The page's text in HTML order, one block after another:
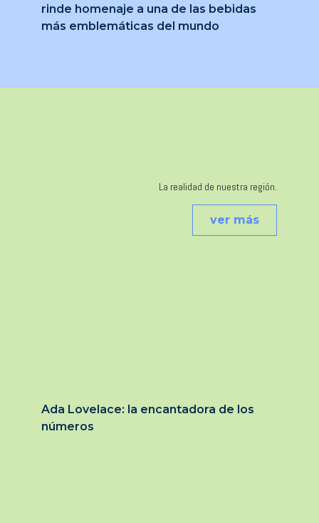
rinde homenaje a una de las bebidas
más emblemáticas del mundo
La realidad de nuestra región.
ver más
Ada Lovelace: la encantadora de los
números